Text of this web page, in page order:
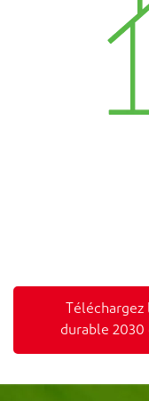
durable 2030